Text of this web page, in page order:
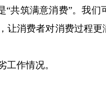
“共筑满意消费”。我们
让消费者对消费过程更
工作情况。